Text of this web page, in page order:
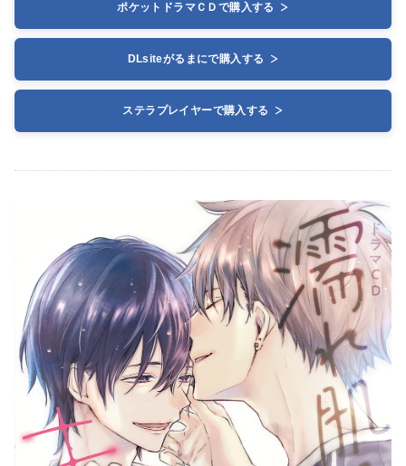
ポケットドラマＣＤで購入する
DLsiteがるまにで購入する
ステラプレイヤーで購入する